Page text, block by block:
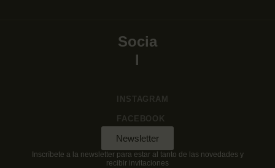
Socia
l
INSTAGRAM
FACEBOOK
Newsletter
Inscríbete a la newsletter para estar al tanto de las novedades y
recibir invitaciones